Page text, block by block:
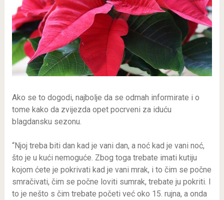
Ako se to dogodi, najbolje da se odmah informirate i o
tome kako da zvijezda opet pocrveni za iduću
blagdansku sezonu.
“Njoj treba biti dan kad je vani dan, a noć kad je vani noć,
što je u kući nemoguće. Zbog toga trebate imati kutiju
kojom ćete je pokrivati kad je vani mrak, i to čim se počne
smračivati, čim se počne loviti sumrak, trebate ju pokriti. I
to je nešto s čim trebate početi već oko 15. rujna, a onda